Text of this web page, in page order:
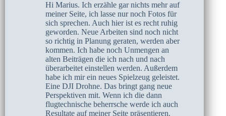
Hi Marius. Ich erzähle gar nichts mehr auf
meiner Seite, ich lasse nur noch Fotos für
sich sprechen. Auch hier ist es recht ruhig
geworden. Neue Arbeiten sind noch nicht
so richtig in Planung geraten, werden aber
kommen. Ich habe noch Unmengen an
alten Beiträgen die ich nach und nach
überarbeitet einstellen werden. Außerdem
habe ich mir ein neues Spielzeug geleistet.
Eine DJI Drohne. Das bringt gang neue
Perspektiven mit. Wenn ich die dann
flugtechnische beherrsche werde ich auch
Resultate auf meiner Seite präsentieren.